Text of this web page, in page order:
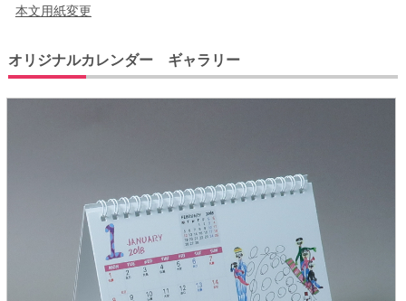
本文用紙変更
オリジナルカレンダー ギャラリー